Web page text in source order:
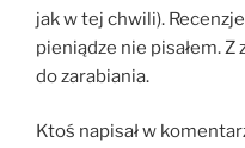
jak w tej chwili).
pieniądze nie pisałem. Z
do zarabiania.
Ktoś napisał w